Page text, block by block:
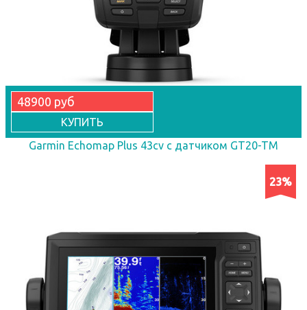
48900 руб
КУПИТЬ
Garmin Echomap Plus 43cv с датчиком GT20-TM
23%